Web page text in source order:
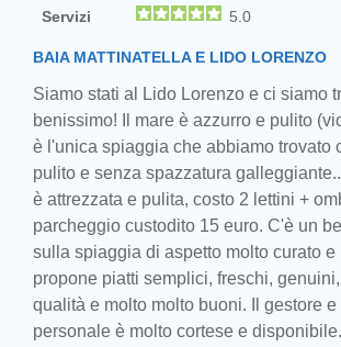
Servizi
5.0
BAIA MATTINATELLA E LIDO LORENZO
Siamo stati al Lido Lorenzo e ci siamo
benissimo! Il mare è azzurro e pulito
è l'unica spiaggia che abbiamo trovato
pulito e senza spazzatura
è attrezzata e pulita, costo 2 lettini +
parcheggio custodito 15 euro. C'è un
sulla spiaggia di aspetto molto curato
propone piatti semplici, freschi,
qualità e molto molto buoni. Il gestore e
personale è molto cortese e